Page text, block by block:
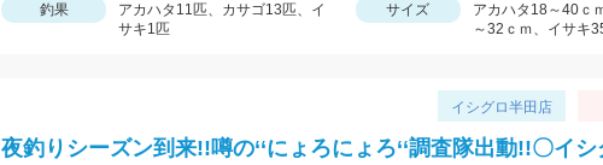
釣果
アカハタ11匹、カサゴ13匹、イ
サキ1匹
サイズ
アカハタ18～40ｃ
～32ｃｍ、イサキ
イシグロ半田店
夜釣りシーズン到来!!噂の‘‘にょろにょろ‘‘調査隊出動!!〇イシ